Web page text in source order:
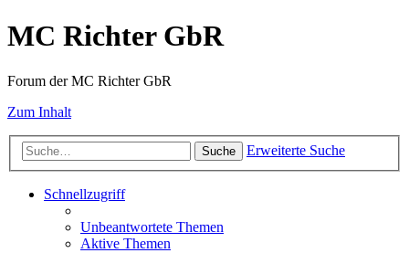
MC Richter GbR
Forum der MC Richter GbR
Zum Inhalt
Suche Erweiterte Suche
Schnellzugriff
Unbeantwortete Themen
Aktive Themen